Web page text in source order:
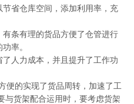
节省仓库空间，添加利用率，充
条有理的货品方便了仓管进行
率。
人力成本，并且提升了工作功
便的实现了货品周转，加速了工
与货架配合运用时，要考虑货架